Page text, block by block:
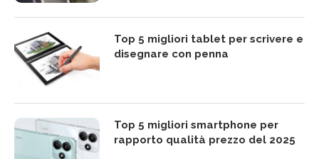
Top 5 migliori tablet per scrivere e
disegnare con penna
Top 5 migliori smartphone per
rapporto qualità prezzo del 2025